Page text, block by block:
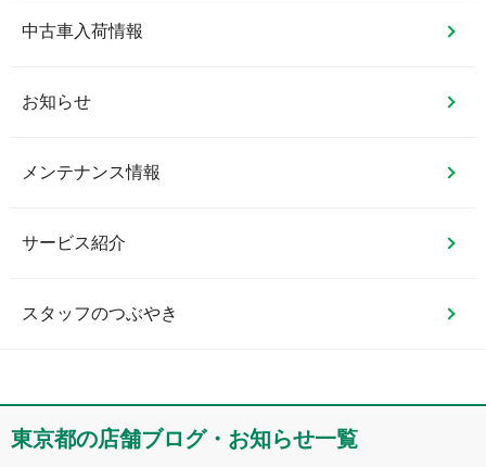
中古車入荷情報
お知らせ
メンテナンス情報
サービス紹介
スタッフのつぶやき
東京都の店舗ブログ・お知らせ一覧